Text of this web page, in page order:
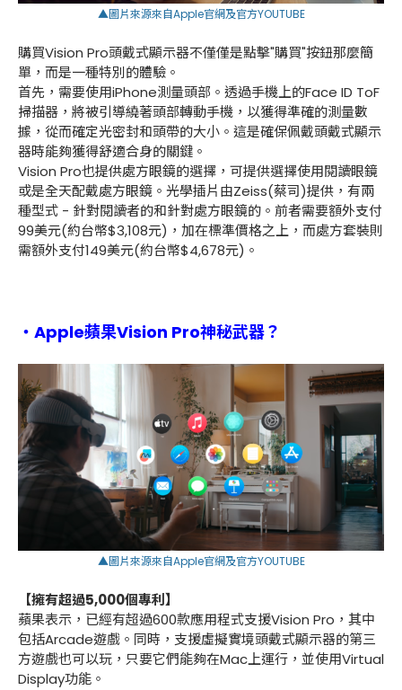
▲圖片來源來自Apple官網及官方YOUTUBE
購買Vision Pro頭戴式顯示器不僅僅是點擊"購買"按鈕那麼簡
單，而是一種特別的體驗。
首先，需要使用iPhone測量頭部。透過手機上的Face ID ToF
掃描器，將被引導繞著頭部轉動手機，以獲得準確的測量數
據，從而確定光密封和頭帶的大小。這是確保佩戴頭戴式顯示
器時能夠獲得舒適合身的關鍵。
Vision Pro也提供處方眼鏡的選擇，可提供選擇使用閱讀眼鏡
或是全天配戴處方眼鏡。光學插片由Zeiss(蔡司)提供，有兩
種型式 - 針對閱讀者的和針對處方眼鏡的。前者需要額外支付
99美元(約台幣$3,108元)，加在標準價格之上，而處方套裝則
需額外支付149美元(約台幣$4,678元)。
・Apple蘋果Vision Pro神秘武器？
▲圖片來源來自Apple官網及官方YOUTUBE
【擁有超過5,000個專利】
蘋果表示，已經有超過600款應用程式支援Vision Pro，其中
包括Arcade遊戲。同時，支援虛擬實境頭戴式顯示器的第三
方遊戲也可以玩，只要它們能夠在Mac上運行，並使用Virtual
Display功能。